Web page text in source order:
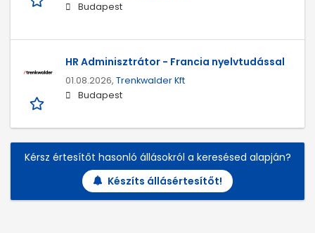
Budapest
HR Adminisztrátor - Francia nyelvtudással
01.08.2026, Trenkwalder Kft
Budapest
Kérsz értesítőt hasonló állásokról a keresésed alapján?
Készíts állásértesítőt!